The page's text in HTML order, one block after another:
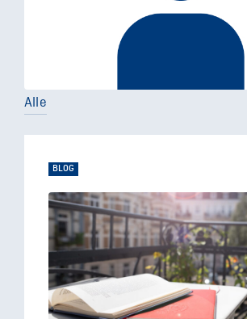
Alle
BLOG